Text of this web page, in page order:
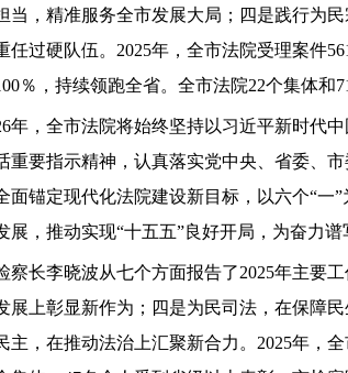
当，精准服务全市发展大局；四是践行为
任过硬队伍。2025年，全市法院受理案件
％，持续领跑全省。全市法院22个集体和
年，全市法院将始终坚持以习近平新时代
重要指示精神，认真落实党中央、省委、
面锚定现代化法院建设新目标，以六个“一
展，推动实现“十五五”良好开局，为奋力
察长李晓波从七个方面报告了2025年主要
展上彰显新作为；四是为民司法，在保障
主，在推动法治上汇聚新合力。2025年，